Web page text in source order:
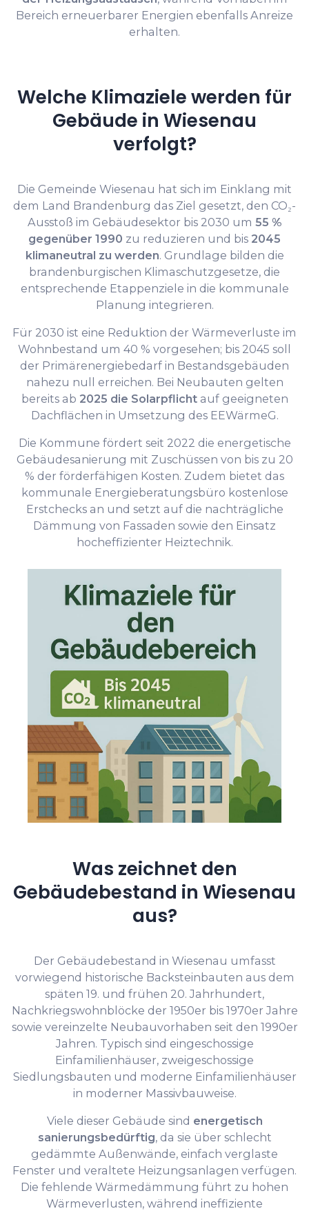
Bereich erneuerbarer Energien ebenfalls Anreize
erhalten.
Welche Klimaziele werden für
Gebäude in Wiesenau
verfolgt?
Die Gemeinde Wiesenau hat sich im Einklang mit
dem Land Brandenburg das Ziel gesetzt, den CO₂-
Ausstoß im Gebäudesektor bis 2030 um 55 %
gegenüber 1990 zu reduzieren und bis 2045
klimaneutral zu werden. Grundlage bilden die
brandenburgischen Klimaschutzgesetze, die
entsprechende Etappenziele in die kommunale
Planung integrieren.
Für 2030 ist eine Reduktion der Wärmeverluste im
Wohnbestand um 40 % vorgesehen; bis 2045 soll
der Primärenergiebedarf in Bestandsgebäuden
nahezu null erreichen. Bei Neubauten gelten
bereits ab 2025 die Solarpflichtauf geeigneten
Dachflächen in Umsetzung des EEWärmeG.
Die Kommune fördert seit 2022 die energetische
Gebäudesanierung mit Zuschüssen von bis zu 20
% der förderfähigen Kosten. Zudem bietet das
kommunale Energieberatungsbüro kostenlose
Erstchecks an und setzt auf die nachträgliche
Dämmung von Fassaden sowie den Einsatz
hocheffizienter Heiztechnik.
Was zeichnet den
Gebäudebestand in Wiesenau
aus?
Der Gebäudebestand in Wiesenau umfasst
vorwiegend historische Backsteinbauten aus dem
späten 19. und frühen 20. Jahrhundert,
Nachkriegswohnblöcke der 1950er bis 1970er Jahre
sowie vereinzelte Neubauvorhaben seit den 1990er
Jahren. Typisch sind eingeschossige
Einfamilienhäuser, zweigeschossige
Siedlungsbauten und moderne Einfamilienhäuser
in moderner Massivbauweise.
Viele dieser Gebäude sind energetisch
sanierungsbedürftig, da sie über schlecht
gedämmte Außenwände, einfach verglaste
Fenster und veraltete Heizungsanlagen verfügen.
Die fehlende Wärmedämmung führt zu hohen
Wärmeverlusten, während ineffiziente